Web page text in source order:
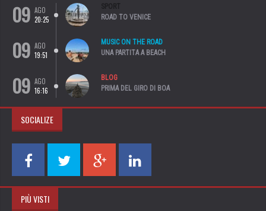
09 AGO
20:25
SPORT
ROAD TO VENICE
09 AGO
19:51
MUSIC ON THE ROAD
UNA PARTITA A BEACH
09 AGO
16:16
BLOG
PRIMA DEL GIRO DI BOA
SOCIALIZE
PIÙ VISTI